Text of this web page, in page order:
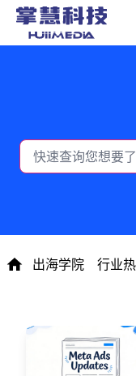
出海学院 行业